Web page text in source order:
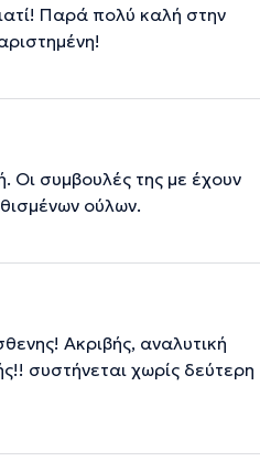
Παρά πολύ καλή στην
Οι συμβουλές της με έχουν
ούλων.
Ακριβής, αναλυτική
συστήνεται χωρίς δεύτερη